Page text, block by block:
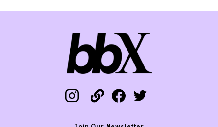
instagram
link facebooktwitter